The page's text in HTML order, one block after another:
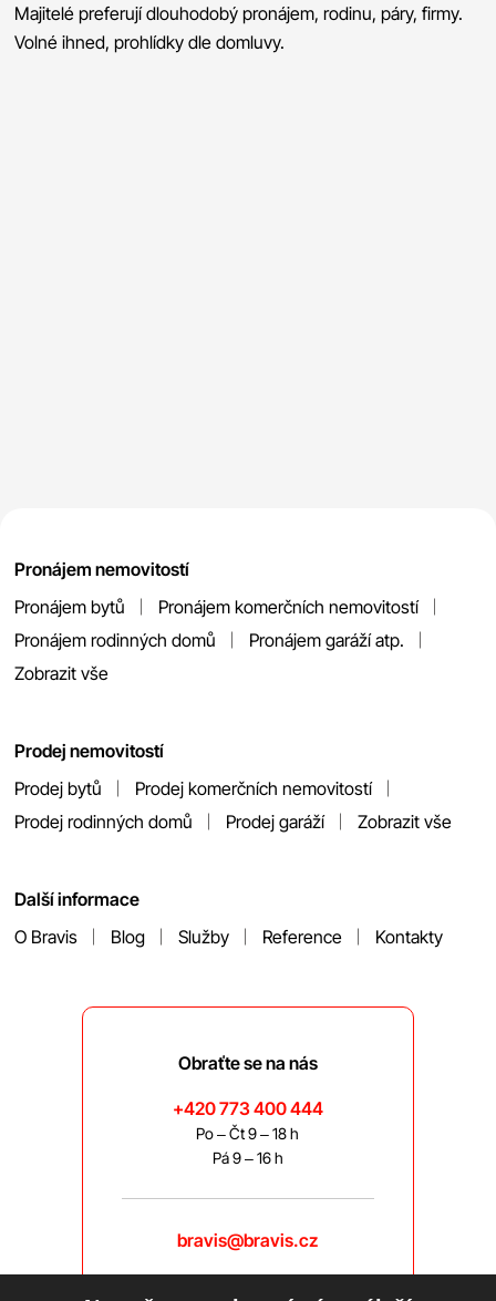
Majitelé preferují dlouhodobý pronájem, rodinu, páry, firmy.
Volné ihned, prohlídky dle domluvy.
Pronájem nemovitostí
Pronájem bytů
Pronájem komerčních nemovitostí
Pronájem rodinných domů
Pronájem garáží atp.
Zobrazit vše
Prodej nemovitostí
Prodej bytů
Prodej komerčních nemovitostí
Prodej rodinných domů
Prodej garáží Zobrazit vše
Další informace
O Bravis
Blog Služby Reference Kontakty
Obraťte se na nás
+420 773 400 444
Po – Čt 9 – 18 h
Pá 9 – 16 h
bravis@bravis.cz